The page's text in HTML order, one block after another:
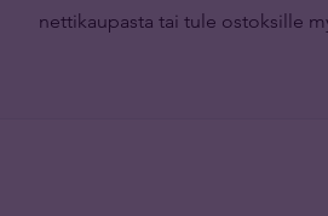
nettikaupasta tai tule ostoksille